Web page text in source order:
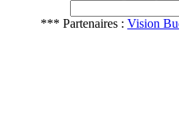
*** Partenaires : Vision